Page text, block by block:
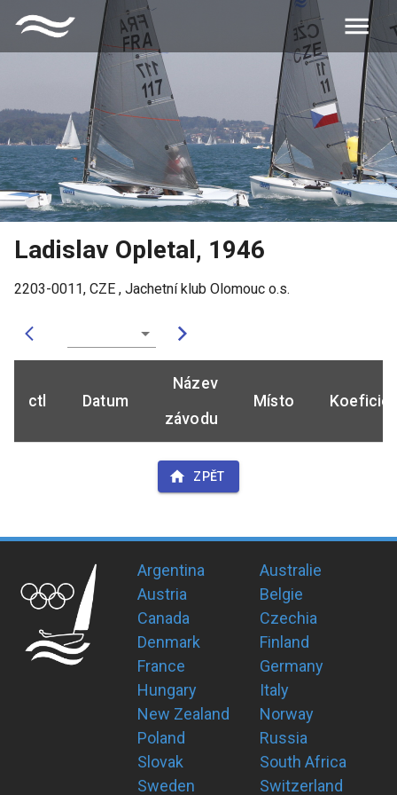
Ladislav Opletal, 1946
2203-0011, CZE , Jachetní klub Olomouc o.s.
ctl Datum
Název
závodu
Místo
ZPĚT
Argentina
Australie
Austria
Belgie
Canada
Czechia
Denmark
Finland
France
Germany
Hungary
Italy
New Zealand
Norway
Poland
Russia
Slovak
South Africa
Sweden
Switzerland